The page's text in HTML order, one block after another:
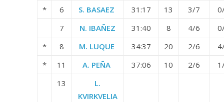
*
6 S. BASAEZ 31:17 13 3/7
7
N. IBAÑEZ 31:40 8 4/6
*
8 M. LUQUE 34:37 20 2/6
*
11 A. PEÑA 37:06 10 2/6
13
L.
KVIRKVELIA